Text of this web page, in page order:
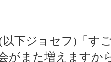
下ジョセフ)「す
がまた増えますか